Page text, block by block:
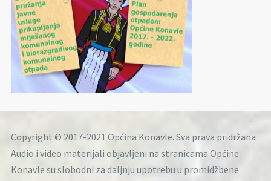
Copyright © 2017-2021 Općina Konavle. Sva prava pridržana
Audio i video materijali objavljeni na stranicama Općine
Konavle su slobodni za daljnju upotrebu u promidžbene